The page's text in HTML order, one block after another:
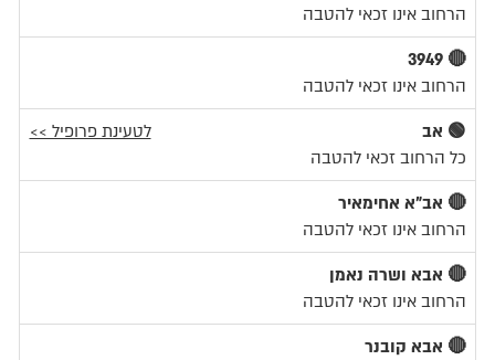
הרחוב אינו זכאי להטבה
🔴 3949
הרחוב אינו זכאי להטבה
🟢 אב
לטעינת פרופיל >>
כל הרחוב זכאי להטבה
🔴 אב"א אחימאיר
הרחוב אינו זכאי להטבה
🔴 אבא ושרה נאמן
הרחוב אינו זכאי להטבה
🔴 אבא קובנר